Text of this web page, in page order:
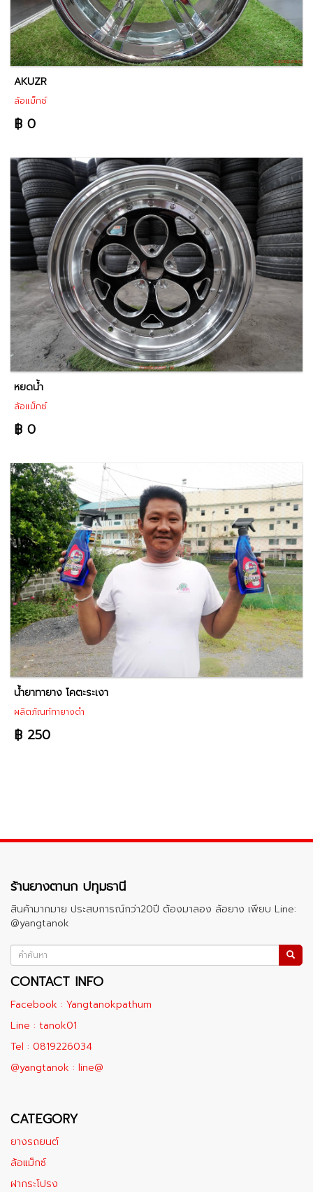
AKUZR
ล้อแม็กซ์
฿ 0
หยดน้ำ
ล้อแม็กซ์
฿ 0
น้ำยาทายาง โคตะระเงา
ผลิตภัณท์ทายางดำ
฿ 250
ร้านยางตานก ปทุมธานี
สินค้ามากมาย ประสบการณ์กว่า20ปี ต้องมาลอง ล้อยาง เพียบ Line:
@yangtanok
CONTACT INFO
Facebook : Yangtanokpathum
Line : tanok01
Tel : 0819226034
@yangtanok : line@
CATEGORY
ยางรถยนต์
ล้อแม็กซ์
ฝากระโปรง